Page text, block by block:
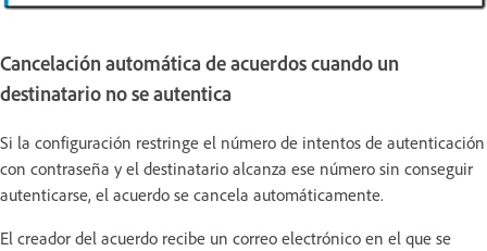
Cancelación automática de acuerdos cuando un
destinatario no se autentica
Si la configuración restringe el número de intentos de autenticación
con contraseña y el destinatario alcanza ese número sin conseguir
autenticarse, el acuerdo se cancela automáticamente.
El creador del acuerdo recibe un correo electrónico en el que se